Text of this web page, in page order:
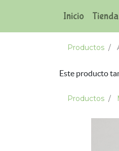
Inicio Tienda
Productos
Este producto
Productos